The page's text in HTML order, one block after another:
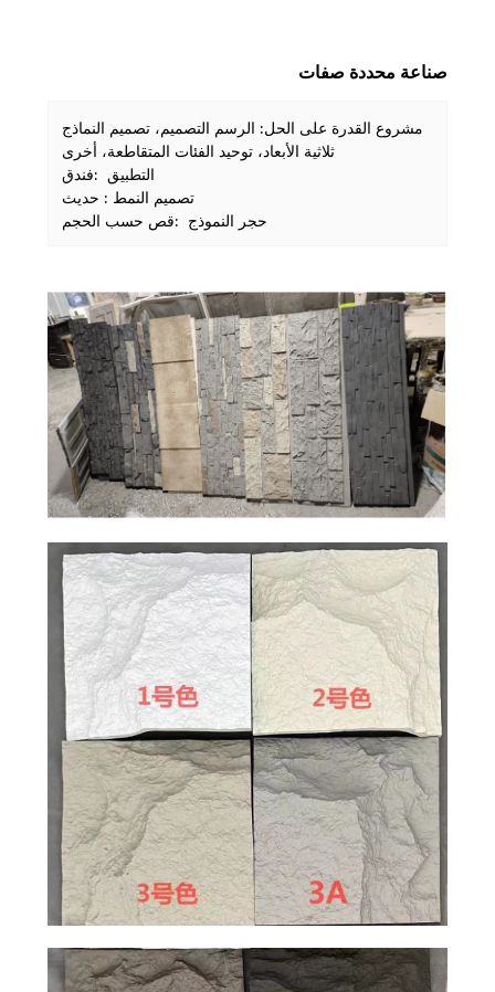
صناعة محددة صفات
مشروع القدرة على الحل: الرسم التصميم، تصميم النماذج
ثلاثية الأبعاد، توحيد الفئات المتقاطعة، أخرى
التطبيق :فندق
تصميم النمط : حديث
حجر النموذج :قص حسب الحجم